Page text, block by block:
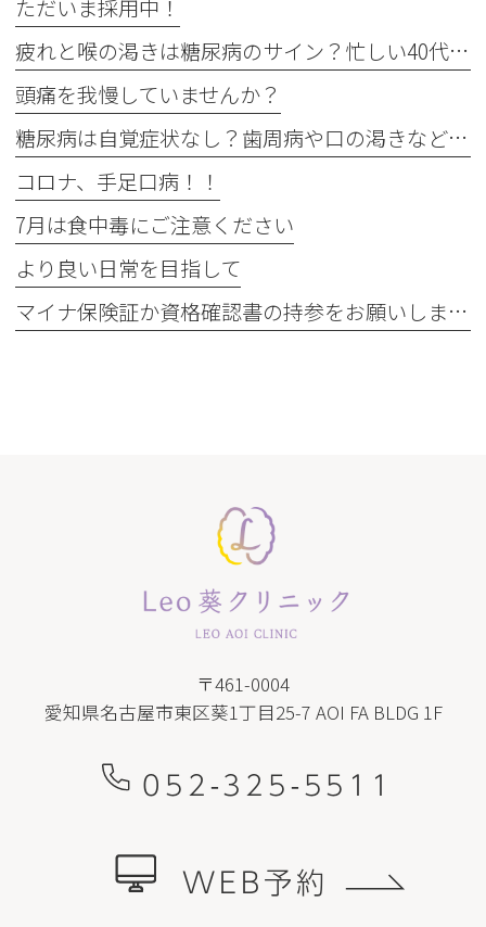
ただいま採用中！
疲れと喉の渇きは糖尿病のサイン？忙しい40代の受診目安
頭痛を我慢していませんか？
糖尿病は自覚症状なし？歯周病や口の渇きなど初期サイン5つと数値
コロナ、手足口病！！
7月は食中毒にご注意ください
より良い日常を目指して
マイナ保険証か資格確認書の持参をお願いします
〒461-0004
愛知県名古屋市東区葵1丁目25-7 AOI FA BLDG 1F
052-325-5511
WEB予約